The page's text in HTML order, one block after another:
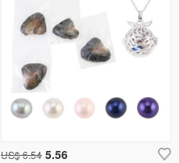
US$ 6.54 5.56